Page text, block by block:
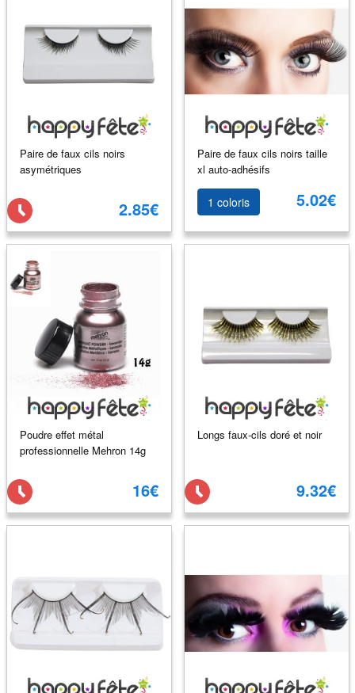
Paire de faux cils noirs
asymétriques
2.85€
Paire de faux cils noirs taille
xl auto-adhésifs
1 coloris 5.02€
Poudre effet métal
professionnelle Mehron 14g
16€
Longs faux-cils doré et noir
9.32€